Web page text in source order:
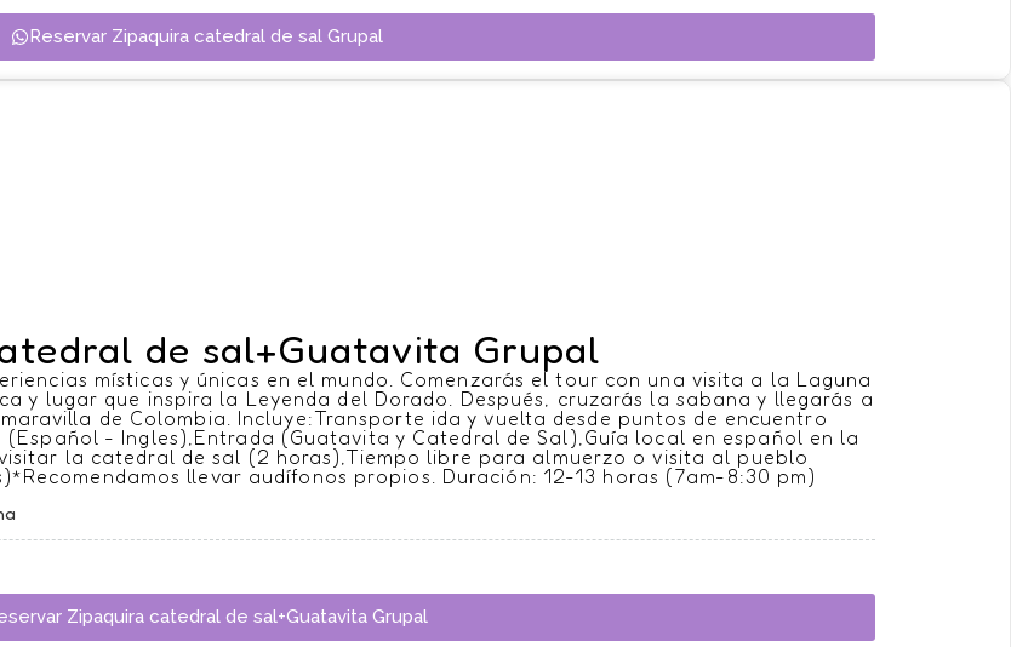
Reservar Zipaquira catedral de sal Grupal
de sal+Guatavita Grupal
místicas y únicas en el mundo. Comenzarás el tour con una visita a la Laguna
y lugar que inspira la Leyenda del Dorado. Después, cruzarás la sabana y llegarás a
de Colombia. Incluye:Transporte ida y vuelta desde puntos de encuentro
- Ingles),Entrada (Guatavita y Catedral de Sal),Guía local en español en la
la catedral de sal (2 horas),Tiempo libre para almuerzo o visita al pueblo
llevar audífonos propios. Duración: 12-13 horas (7am-8:30 pm)
Zipaquira catedral de sal+Guatavita Grupal